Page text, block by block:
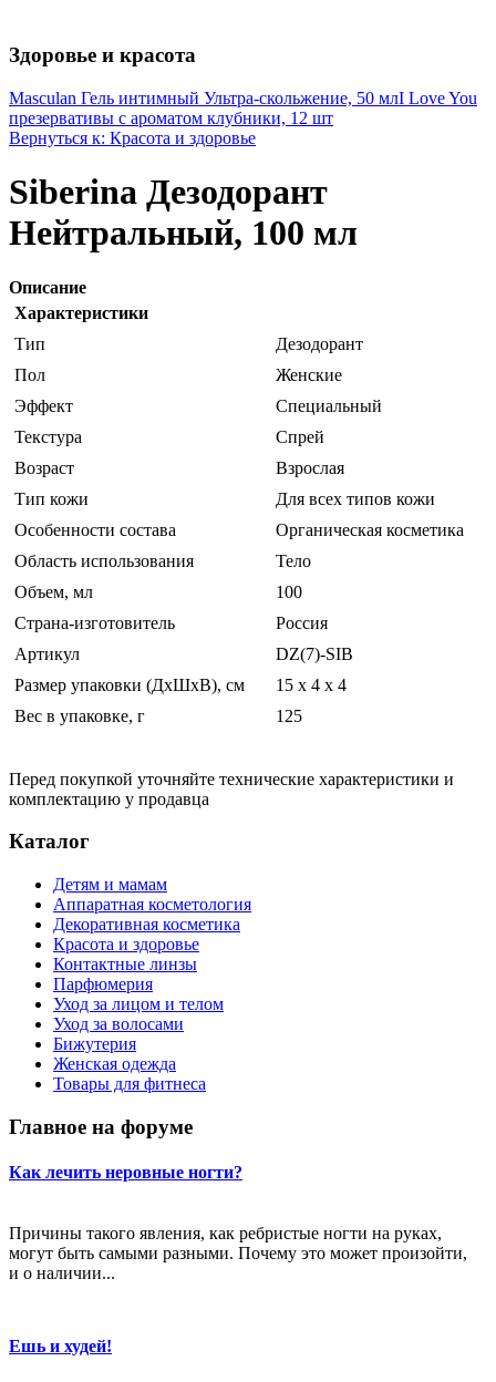
Здоровье и красота
Masculan Гель интимный Ультра-скольжение, 50 млI Love You
презервативы с ароматом клубники, 12 шт
Вернуться к: Красота и здоровье
Siberina Дезодорант
Нейтральный, 100 мл
Описание
Характеристики
Тип
Дезодорант
Пол
Женские
Эффект
Специальный
Текстура
Спрей
Возраст
Взрослая
Тип кожи
Для всех типов кожи
Особенности состава
Органическая косметика
Область использования
Тело
Объем, мл
100
Страна-изготовитель
Россия
Артикул
DZ(7)-SIB
Размер упаковки (ДхШхВ), см
15 x 4 x 4
Вес в упаковке, г
125
Перед покупкой уточняйте технические характеристики и
комплектацию у продавца
Каталог
Детям и мамам
Аппаратная косметология
Декоративная косметика
Красота и здоровье
Контактные линзы
Парфюмерия
Уход за лицом и телом
Уход за волосами
Бижутерия
Женская одежда
Товары для фитнеса
Главное на форуме
Как лечить неровные ногти?
Причины такого явления, как ребристые ногти на руках,
могут быть самыми разными. Почему это может произойти,
и о наличии...
Ешь и худей!